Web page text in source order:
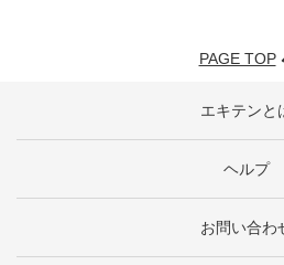
PAGE TOP
エキテンと
ヘルプ
お問い合わ